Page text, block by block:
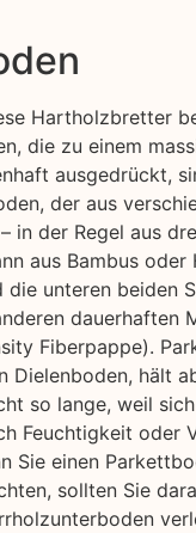
Hartholzbretter
die zu einem
ausgedrückt,
der aus
in der Regel aus
aus Bambus oder
die unteren beiden
dauerhaften
Fiberpappe).
Dielenboden, hält
so lange, weil
Feuchtigkeit oder
Sie einen
sollten Sie